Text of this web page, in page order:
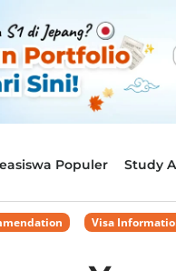
Populer Study
Visa